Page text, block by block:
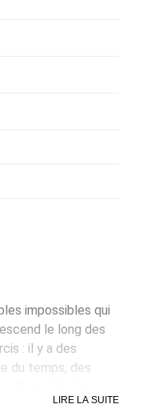
impossibles qui
le long des
: il y a des
du temps, des
LIRE LA SUITE